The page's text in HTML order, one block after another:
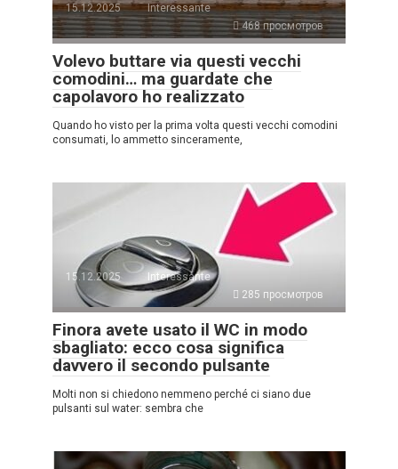
15.12.2025
Interessante
468 просмотров
Volevo buttare via questi vecchi
comodini… ma guardate che
capolavoro ho realizzato
Quando ho visto per la prima volta questi vecchi comodini
consumati, lo ammetto sinceramente,
15.12.2025
Interessante
285 просмотров
Finora avete usato il WC in modo
sbagliato: ecco cosa significa
davvero il secondo pulsante
Molti non si chiedono nemmeno perché ci siano due
pulsanti sul water: sembra che